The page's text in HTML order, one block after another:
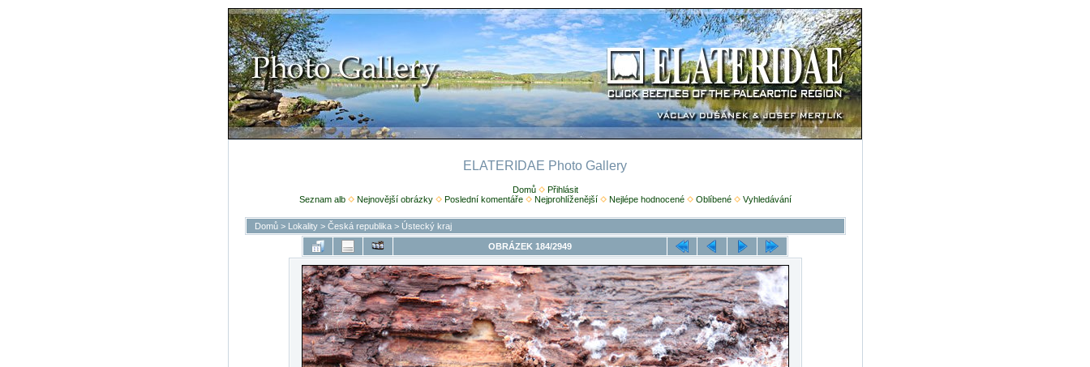
ELATERIDAE Photo Gallery
Domů
Přihlásit
Seznam alb
Nejnovější obrázky Poslední komentáře Nejprohlíženější Nejlépe hodnocené Oblíbené Vyhledávání
Domů> Lokality> Česká republika> Ústecký kraj
OBRÁZEK 184/2949